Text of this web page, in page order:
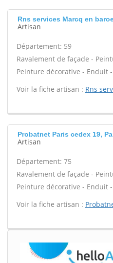
Rns services Marcq en
Artisan
Département: 59
Ravalement de façade -
Peinture décorative - Enduit -
Voir la fiche artisan : Rns
Probatnet Paris cedex 19,
Artisan
Département: 75
Ravalement de façade -
Peinture décorative - Enduit -
Voir la fiche artisan :